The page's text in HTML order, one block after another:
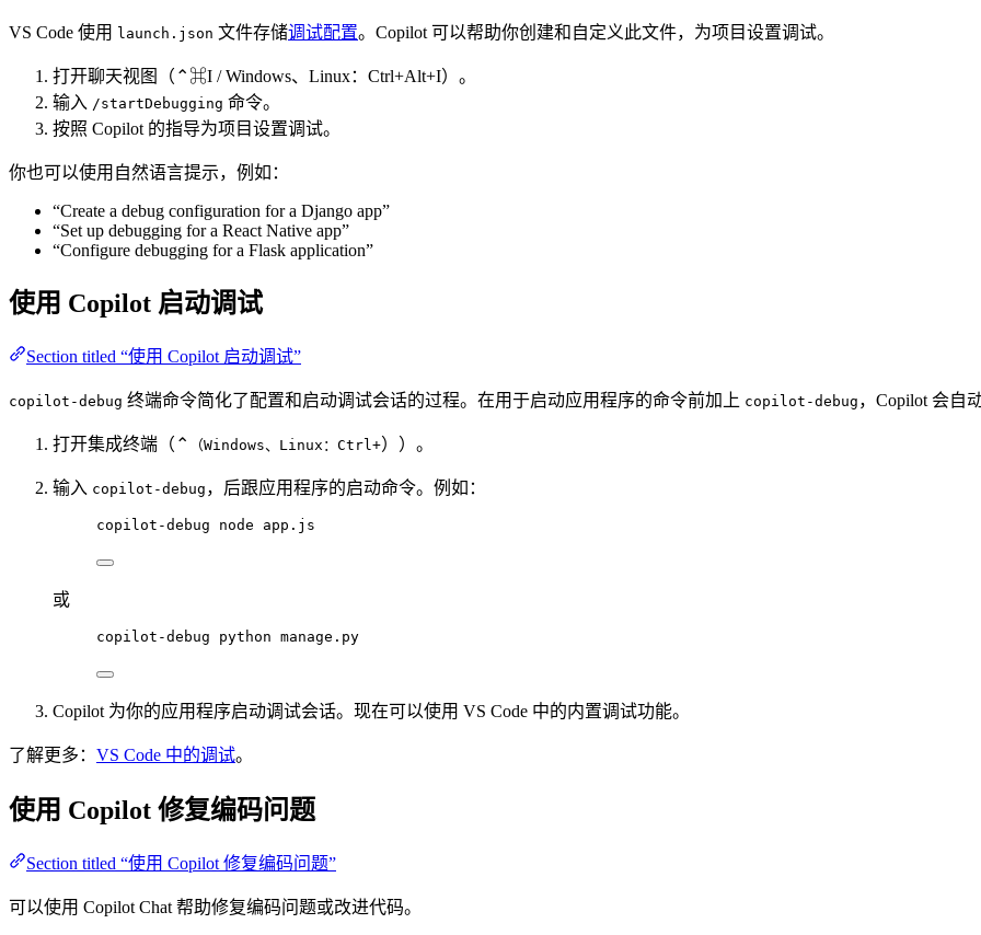
VS Code 使用 launch.json 文件存储调试配置。Copilot 可以帮助你创建和自定义此文件，为项目设置调试。
打开聊天视图（⌃⌘I / Windows、Linux：Ctrl+Alt+I）。
输入 /startDebugging 命令。
按照 Copilot 的指导为项目设置调试。
你也可以使用自然语言提示，例如：
“Create a debug configuration for a Django app”
“Set up debugging for a React Native app”
“Configure debugging for a Flask application”
使用 Copilot 启动调试
Section titled “使用 Copilot 启动调试”
copilot-debug 终端命令简化了配置和启动调试会话的过程。在用于启动应用程序的命令前加上 copilot-debug ，Copilot 会自
打开集成终端（⌃ （Windows、Linux：Ctrl+））。
输入 copilot-debug ，后跟应用程序的启动命令。例如：
copilot-debug node app.js
或
copilot-debug python manage.py
Copilot 为你的应用程序启动调试会话。现在可以使用 VS Code 中的内置调试功能。
了解更多： VS Code 中的调试。
使用 Copilot 修复编码问题
Section titled “使用 Copilot 修复编码问题”
可以使用 Copilot Chat 帮助修复编码问题或改进代码。